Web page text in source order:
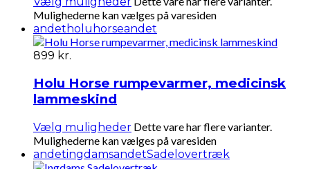
Mulighederne kan vælges på varesiden
andet holuhorseandet
899 kr.
Holu Horse rumpevarmer, medicinsk
lammeskind
Vælg muligheder Dette vare har flere varianter.
Mulighederne kan vælges på varesiden
andetingdamsandetSadelovertræk